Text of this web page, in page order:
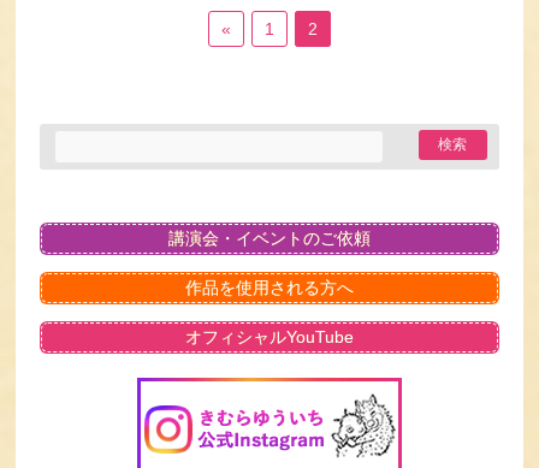
« 1 2
講演会・イベントのご依頼
作品を使用される方へ
オフィシャルYouTube